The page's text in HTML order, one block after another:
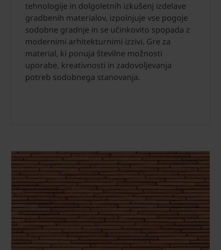
tehnologije in dolgoletnih izkušenj izdelave
gradbenih materialov, izpolnjuje vse pogoje
sodobne gradnje in se učinkovito spopada z
modernimi arhitekturnimi izzivi. Gre za
material, ki ponuja številne možnosti
uporabe, kreativnosti in zadovoljevanja
potreb sodobnega stanovanja.